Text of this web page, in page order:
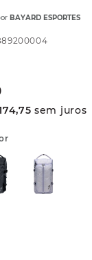
BAYARD ESPORTES
,75 sem juros